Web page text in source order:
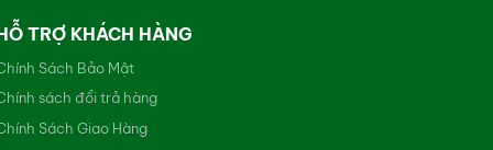
TRỢ KHÁCH HÀNG
Sách Bảo Mật
sách đổi trả hàng
Sách Giao Hàng